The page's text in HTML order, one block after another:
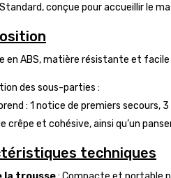
conçue pour accueillir le
en ABS, matière résistante et
des sous-parties :
: 1 notice de premiers
crêpe et cohésive, ainsi qu’un
techniques